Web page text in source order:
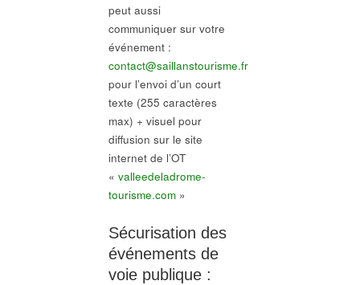
peut aussi
communiquer sur votre
événement :
contact@saillanstourisme.fr
pour l’envoi d’un court
texte (255 caractères
max) + visuel pour
diffusion sur le site
internet de l’OT
« valleedeladrome-
tourisme.com»
Sécurisation des
événements de
voie publique :